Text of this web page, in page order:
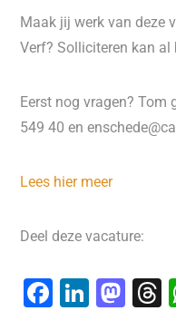
Maak jij werk van deze
Verf? Solliciteren kan
Eerst nog vragen? Tom
549 40 en
Lees hier meer
Deel deze vacature:
F
Li M